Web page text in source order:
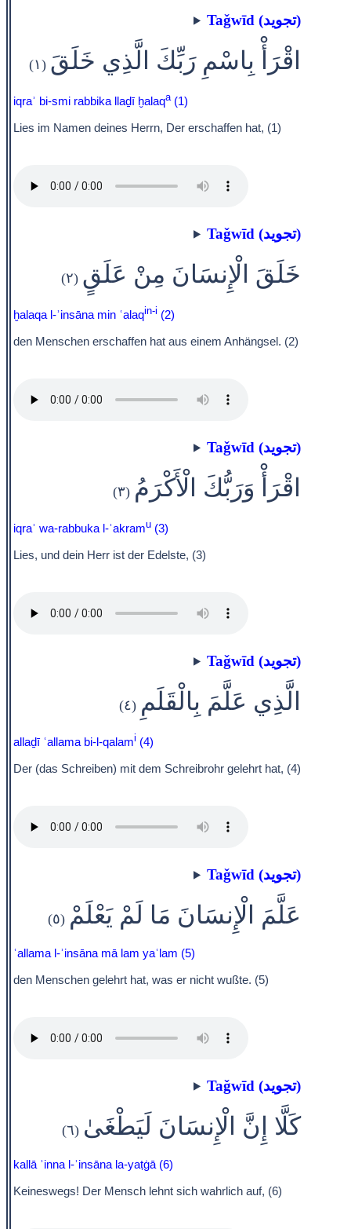
Taǧwīd (تجويد)
اقْرَأْ بِاسْمِ رَبِّكَ الَّذِي خَلَقَ (١)
iqraʾ bi-smi rabbika llaḏī ḫalaqa(1)
Lies im Namen deines Herrn, Der erschaffen hat, (1)
Taǧwīd (تجويد)
خَلَقَ الْإِنسَانَ مِنْ عَلَقٍ (٢)
ḫalaqa l-ʾinsāna min ʿalaqin-i (2)
den Menschen erschaffen hat aus einem Anhängsel. (2)
Taǧwīd (تجويد)
اقْرَأْ وَرَبُّكَ الْأَكْرَمُ (٣)
iqraʾ wa-rabbuka l-ʾakramu (3)
Lies, und dein Herr ist der Edelste, (3)
Taǧwīd (تجويد)
الَّذِي عَلَّمَ بِالْقَلَمِ (٤)
allaḏī ʿallama bi-l-qalami (4)
Der (das Schreiben) mit dem Schreibrohr gelehrt hat, (4)
Taǧwīd (تجويد)
عَلَّمَ الْإِنسَانَ مَا لَمْ يَعْلَمْ (٥)
ʿallama l-ʾinsāna mā lam yaʿlam (5)
den Menschen gelehrt hat, was er nicht wußte. (5)
Taǧwīd (تجويد)
كَلَّا إِنَّ الْإِنسَانَ لَيَطْغَىٰ (٦)
kallā ʾinna l-ʾinsāna la-yaṭġā (6)
Keineswegs! Der Mensch lehnt sich wahrlich auf, (6)